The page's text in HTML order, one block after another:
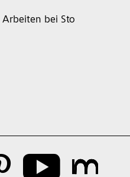
Arbeiten bei Sto